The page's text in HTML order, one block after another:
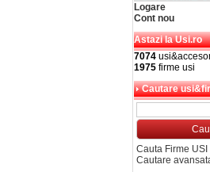
Logare
Cont nou
Astazi la Usi.ro
7074
1975 firme usi
Cautare
Cauta Firme USI
Cautare